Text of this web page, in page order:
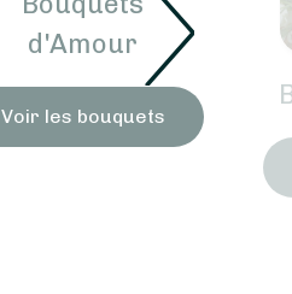
d'Amour
Voir les bouquets